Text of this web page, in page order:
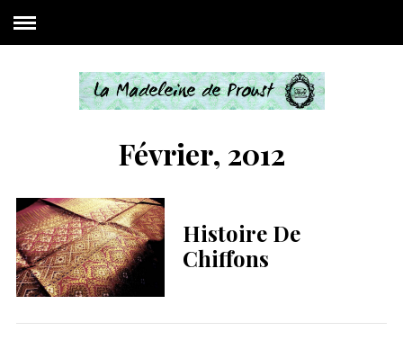
Février, 2012
Histoire De
Chiffons